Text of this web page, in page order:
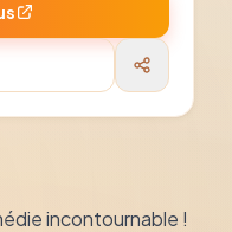
incontournable !